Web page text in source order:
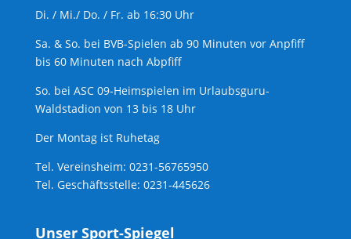
Di. / Mi./ Do. / Fr. ab 16:30 Uhr
Sa. & So. bei BVB-Spielen ab 90 Minuten vor Anpfiff
bis 60 Minuten nach Abpfiff
So. bei ASC 09-Heimspielen im Urlaubsguru-
Waldstadion von 13 bis 18 Uhr
Der Montag ist Ruhetag
Tel. Vereinsheim: 0231-56765950
Tel. Geschäftsstelle: 0231-445626
Unser Sport-Spiegel